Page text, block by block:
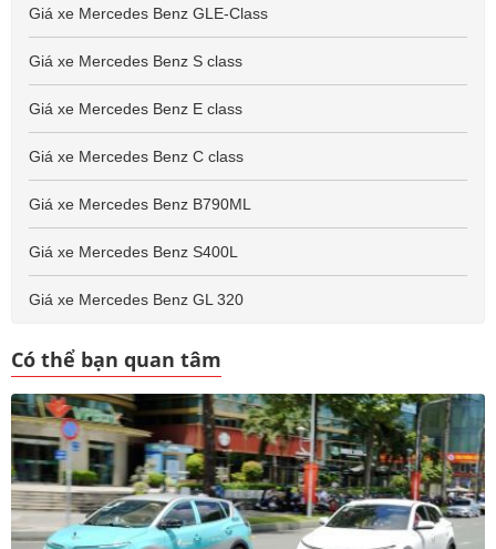
Giá xe Mercedes Benz GLE-Class
Giá xe Mercedes Benz S class
Giá xe Mercedes Benz E class
Giá xe Mercedes Benz C class
Giá xe Mercedes Benz B790ML
Giá xe Mercedes Benz S400L
Giá xe Mercedes Benz GL 320
Có thể bạn quan tâm